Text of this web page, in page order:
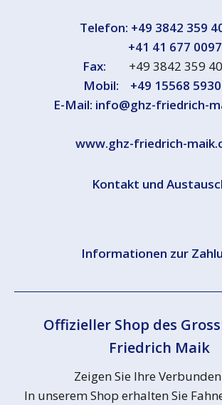
Telefon: +49 3842 359
+41 41 677 0097
Fax: +49 3842 359
Mobil:
+49 15568
E-Mail: info@ghz-friedrich-
www.ghz-friedrich-
Kontakt und
Informationen zur
Offizieller Shop des
Friedrich Maik
Zeigen Sie Ihre
In unserem Shop erhalten Sie